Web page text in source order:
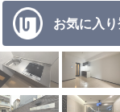
お気に入り